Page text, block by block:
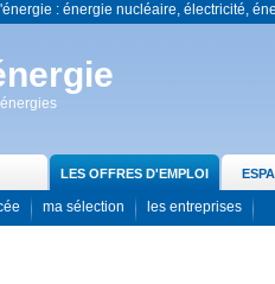
: énergie nucléaire, électricité,
LES OFFRES D'EMPLOI
ma sélection les entreprises